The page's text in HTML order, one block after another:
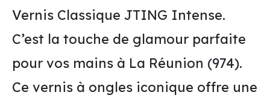
Vernis Classique JTING Intense.
C’est la touche de glamour parfaite
pour vos mains à La Réunion (974).
Ce vernis à ongles iconique offre une